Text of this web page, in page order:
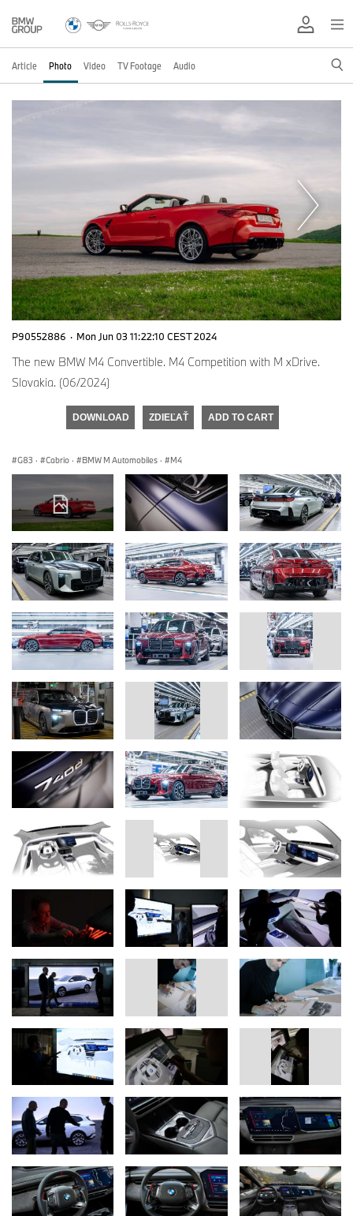
Article Photo Video TV Footage Audio
P90552886 · Mon Jun 03 11:22:10 CEST 2024
The new BMW M4 Convertible. M4 Competition with M xDrive.
Slovakia. (06/2024)
DOWNLOAD ZDIEĽAŤ ADD TO CART
G83 · Cabrio · BMW M Automobiles · M4